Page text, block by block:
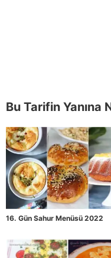
Bu Tarifin Yanına
16. Gün Sahur Menüsü 2022